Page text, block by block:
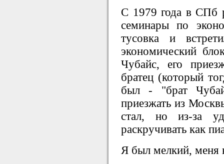
С 1979 года в СПб
семинары по
тусовка и
экономический
Чубайс, его
братец (который
был - "брат
приезжать из
стал, но из-за
раскручивать как
Я был мелкий, меня